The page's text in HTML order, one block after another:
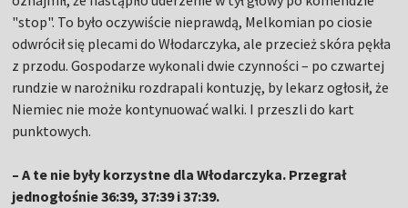
"stop". To było oczywiście nieprawdą, Melkomian po ciosie
odwrócił się plecami do Włodarczyka, ale przecież skóra pękła
z przodu. Gospodarze wykonali dwie czynności – po czwartej
rundzie w narożniku rozdrapali kontuzję, by lekarz ogłosił, że
Niemiec nie może kontynuować walki. I przeszli do kart
punktowych.
– A te nie były korzystne dla Włodarczyka. Przegrał
jednogłośnie 36:39, 37:39 i 37:39.